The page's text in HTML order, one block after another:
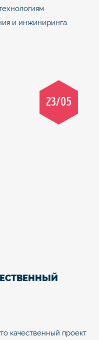
и инжиниринга.
23/05
качественный проект